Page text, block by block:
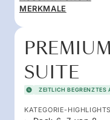
MERKMALE
SUITE
ZEITLICH BEGRENZTES
KATEGORIE-HIGHLIGHTS